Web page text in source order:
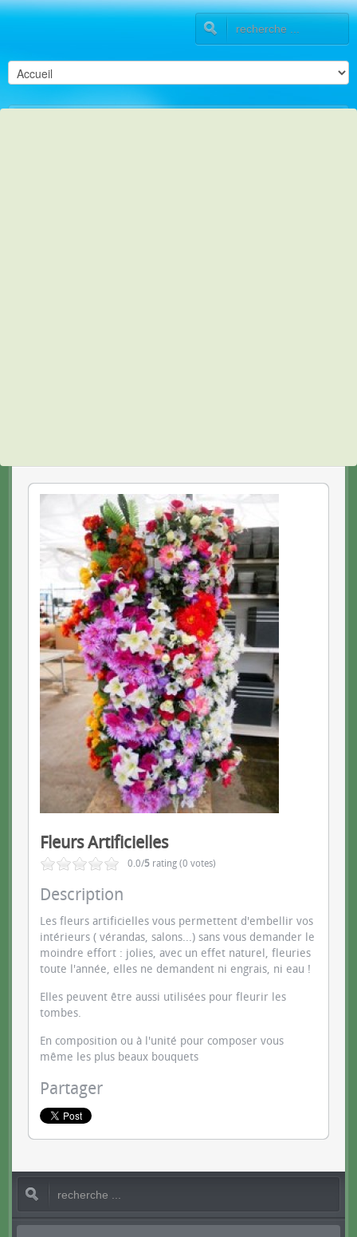
Fleurs Artificielles
0.0/5 rating (0 votes)
Description
Les fleurs artificielles vous permettent d'embellir vos
intérieurs ( vérandas, salons...) sans vous demander le
moindre effort : jolies, avec un effet naturel, fleuries
toute l'année, elles ne demandent ni engrais, ni eau !
Elles peuvent être aussi utilisées pour fleurir les
tombes.
En composition ou à l'unité pour composer vous
même les plus beaux bouquets
Partager